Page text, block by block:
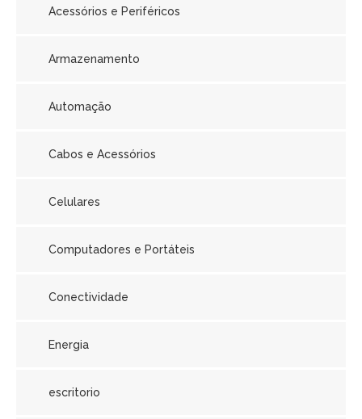
Acessórios e Periféricos
Armazenamento
Automação
Cabos e Acessórios
Celulares
Computadores e Portáteis
Conectividade
Energia
escritorio